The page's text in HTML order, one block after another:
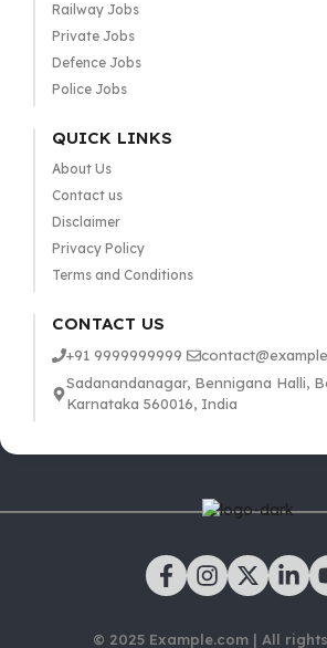
Railway Jobs
Private Jobs
Defence Jobs
Police Jobs
QUICK LINKS
About Us
Contact us
Disclaimer
Privacy Policy
Terms and Conditions
CONTACT US
+91 9999999999
Sadanandanagar, Bennigana Halli,
Karnataka 560016, India
© 2025 Example.com | All